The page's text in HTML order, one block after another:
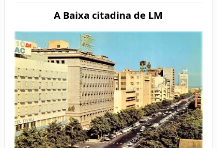
A Baixa citadina de LM